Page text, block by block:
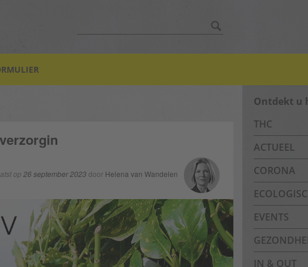
op 26 september 2023door Helena van Wandelen
Ontdekt u
THC
ACTUEEL
CORONA
EVENTS
IN & OUT